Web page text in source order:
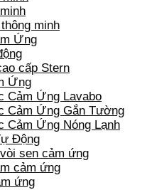
minh
Ứng
cấp Stern
Ứng
Cảm Ứng Lavabo
Cảm Ứng Gắn Tường
Cảm Ứng Nóng Lạnh
Động
sen cảm ứng
cảm ứng
ứng